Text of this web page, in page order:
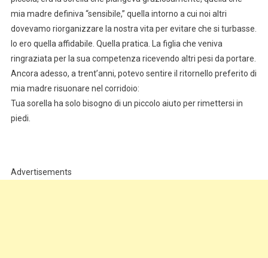
mia madre definiva “sensibile,” quella intorno a cui noi altri
dovevamo riorganizzare la nostra vita per evitare che si turbasse.
Io ero quella affidabile. Quella pratica. La figlia che veniva
ringraziata per la sua competenza ricevendo altri pesi da portare.
Ancora adesso, a trent’anni, potevo sentire il ritornello preferito di
mia madre risuonare nel corridoio:
Tua sorella ha solo bisogno di un piccolo aiuto per rimettersi in
piedi.
Advertisements